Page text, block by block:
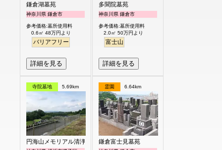
鎌倉湖墓苑
神奈川県 鎌倉市
参考価格:墓所使用料
0.6㎡ 48万円より
バリアフリー
詳細を見る
多聞院墓苑
神奈川県 鎌倉市
参考価格:墓所使用料
2.0㎡ 50万円より
富士山
詳細を見る
寺院墓地 5.69km
円海山メモリアル清浄園
霊園 6.64km
鎌倉富士見墓苑